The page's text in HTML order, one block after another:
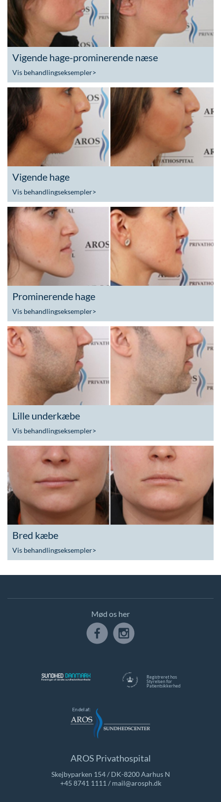
Vigende hage-prominerende næse
Vis behandlingseksempler>
Vigende hage
Vis behandlingseksempler>
Prominerende hage
Vis behandlingseksempler>
Lille underkæbe
Vis behandlingseksempler>
Bred kæbe
Vis behandlingseksempler>
Registreret hos
Styrelsen for
Patientsikkerhed
Mød os her
AROS Privathospital
Skejbyparken 154 / DK-8200 Aarhus N
+45 8741 1111 / mail@arosph.dk